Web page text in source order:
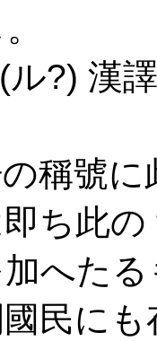
?) 漢
稱號
ち此
へた
民に